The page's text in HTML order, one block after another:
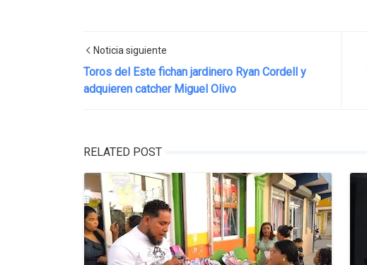
Noticia siguiente
Toros del Este fichan jardinero Ryan Cordell y
adquieren catcher Miguel Olivo
RELATED POST